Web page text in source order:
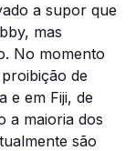
a supor que
mas
No momento
de
e em Fiji, de
a maioria dos
são